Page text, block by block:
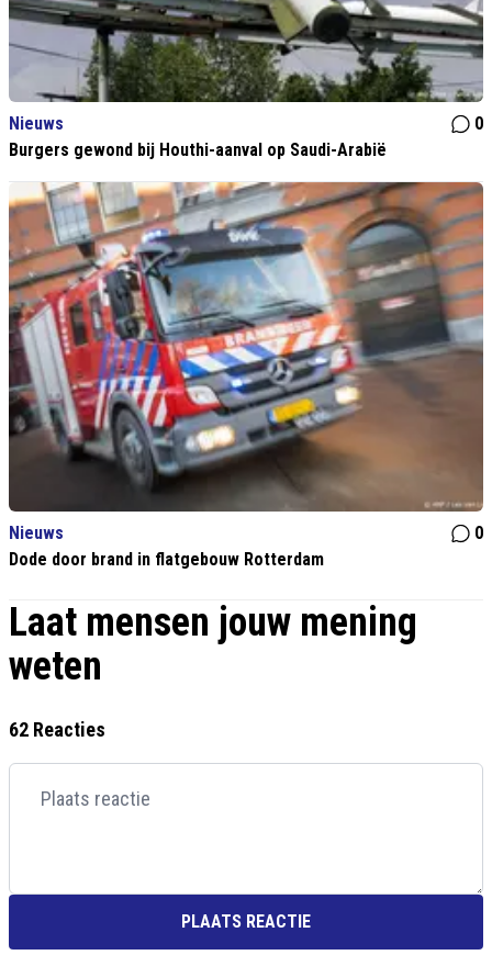
Nieuws
0
Burgers gewond bij Houthi-aanval op Saudi-Arabië
Nieuws
0
Dode door brand in flatgebouw Rotterdam
Laat mensen jouw mening
weten
62 Reacties
PLAATS REACTIE